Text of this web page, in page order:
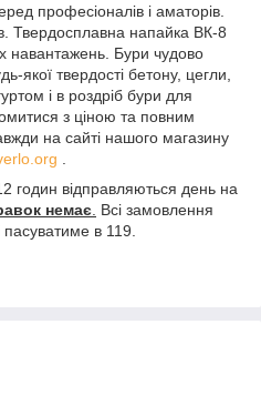
професіоналів і аматорів.
Твердосплавна напайка ВК-8
навантажень. Бури чудово
якої твердості бетону, цегли,
і в роздріб бури для
з ціною та повним
на сайті нашого магазину
годин відправляються день на
немає Всі замовлення
пасуватиме в 119.